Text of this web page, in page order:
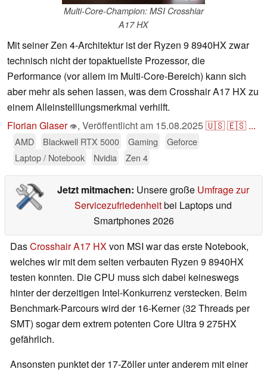
Multi-Core-Champion: MSI Crosshiar
A17 HX
Mit seiner Zen 4-Architektur ist der Ryzen 9 8940HX zwar
technisch nicht der topaktuellste Prozessor, die
Performance (vor allem im Multi-Core-Bereich) kann sich
aber mehr als sehen lassen, was dem Crosshair A17 HX zu
einem Alleinstelllungsmerkmal verhilft.
Florian Glaser 👁, Veröffentlicht am 15.08.2025🇺🇸🇪🇸 ...
AMD Blackwell RTX 5000 Gaming
Geforce
Laptop / Notebook
Nvidia Zen 4
Jetzt mitmachen: Unsere große Umfrage zur
Servicezufriedenheitbei Laptops und
Smartphones 2026
DasCrosshair A17 HXvon MSI war das erste Notebook,
welches wir mit dem selten verbauten Ryzen 9 8940HX
testen konnten. Die CPU muss sich dabei keineswegs
hinter der derzeitigen Intel-Konkurrenz verstecken. Beim
Benchmark-Parcours wird der 16-Kerner (32 Threads per
SMT) sogar dem extrem potenten Core Ultra 9 275HX
gefährlich.
Ansonsten punktet der 17-Zöller unter anderem mit einer